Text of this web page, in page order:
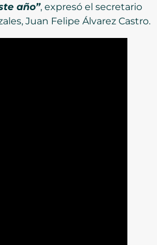
año”, expresó el secretario
Juan Felipe Álvarez Castro.